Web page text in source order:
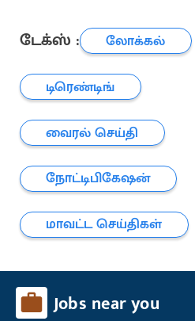
டேக்ஸ் :
லோக்கல்
டிரெண்டிங்
வைரல் செய்தி
நோட்டிபிகேஷன்
மாவட்ட செய்திகள்
Jobs near you